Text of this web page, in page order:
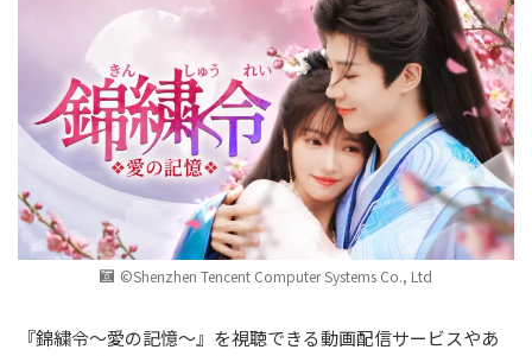
©Shenzhen Tencent Computer Systems Co., Ltd
『錦繍令～愛の記憶～』を視聴できる動画配信サービスやあ